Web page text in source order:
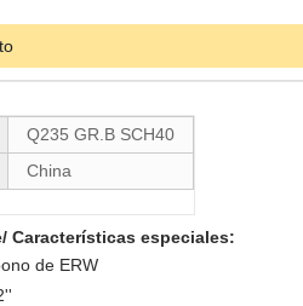
Q235 GR.B SCH40
China
Características especiales:
de ERW